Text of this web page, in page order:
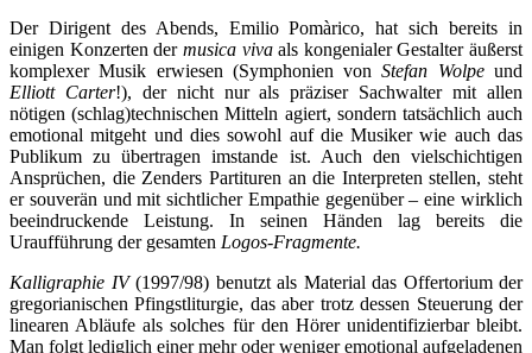
Der Dirigent des Abends, Emilio Pomàrico, hat sich bereits in
einigen Konzerten der musica vivaals kongenialer Gestalter äußerst
komplexer Musik erwiesen (Symphonien vonStefan Wolpeund
Elliott Carter!), der nicht nur als präziser Sachwalter mit allen
nötigen (schlag)technischen Mitteln agiert, sondern tatsächlich auch
emotional mitgeht und dies sowohl auf die Musiker wie auch das
Publikum zu übertragen imstande ist. Auch den vielschichtigen
Ansprüchen, die Zenders Partituren an die Interpreten stellen, steht
er souverän und mit sichtlicher Empathie gegenüber – eine wirklich
beeindruckende Leistung. In seinen Händen lag bereits die
Uraufführung der gesamten Logos-Fragmente.
Kalligraphie IV(1997/98) benutzt als Material das Offertorium der
gregorianischen Pfingstliturgie, das aber trotz dessen Steuerung der
linearen Abläufe als solches für den Hörer unidentifizierbar bleibt.
Man folgt lediglich einer mehr oder weniger emotional aufgeladenen